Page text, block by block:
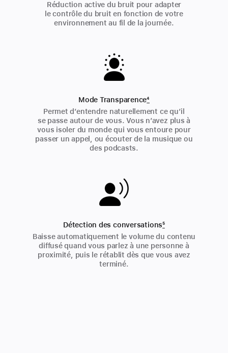
Réduction active du bruit pour adapter
le contrôle du bruit en fonction de votre
environ­nement au fil de la journée.
Mode Transparence4
Permet d’entendre naturellement ce qu’il
se passe autour de vous. Vous n’avez plus à
vous isoler du monde qui vous entoure pour
passer un appel, ou écouter de la musique ou
des podcasts.
Détection des conversations5
Baisse automatiquement le volume du contenu
diffusé quand vous parlez à une personne à
proximité, puis le rétablit dès que vous avez
terminé.